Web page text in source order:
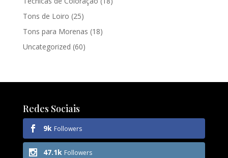
Tons de Loiro (25)
Tons para Morenas (18)
Uncategorized (60)
Redes Sociais
9k Followers
47.1k Followers